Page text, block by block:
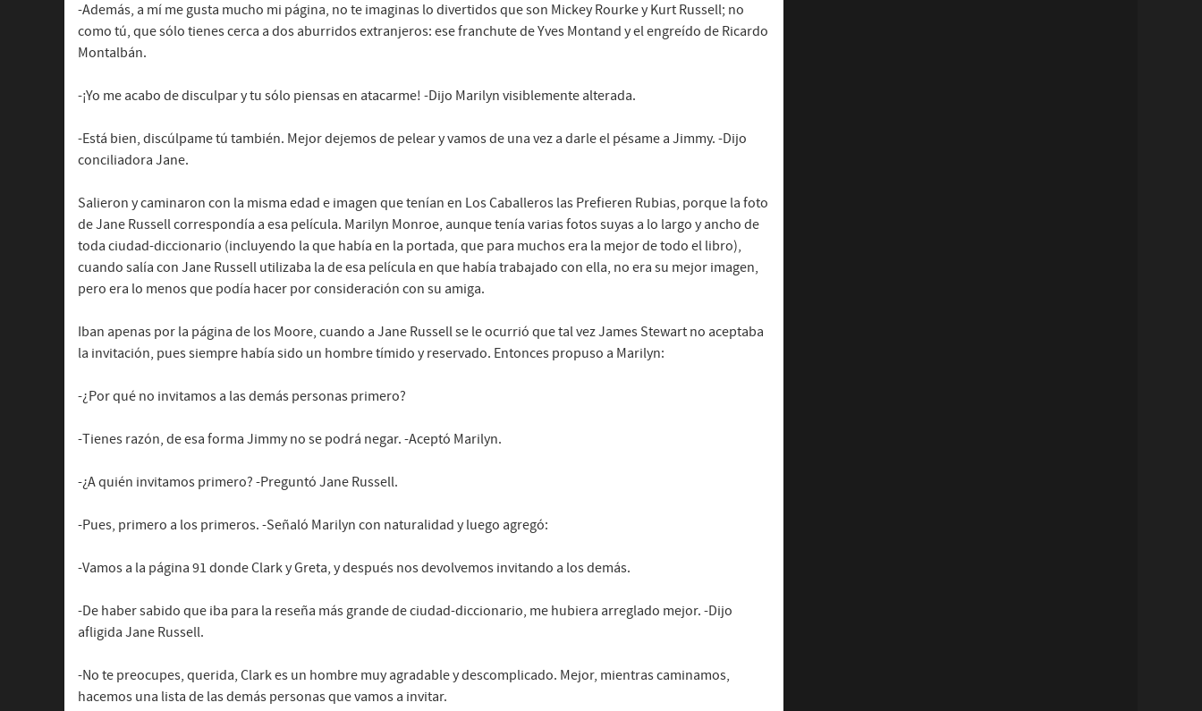
-Además, a mí me gusta mucho mi página, no te imaginas lo divertidos que son Mickey Rourke y Kurt Russell; no
como tú, que sólo tienes cerca a dos aburridos extranjeros: ese franchute de Yves Montand y el engreído de Ricardo
Montalbán.
-¡Yo me acabo de disculpar y tu sólo piensas en atacarme! -Dijo Marilyn visiblemente alterada.
-Está bien, discúlpame tú también. Mejor dejemos de pelear y vamos de una vez a darle el pésame a Jimmy. -Dijo
conciliadora Jane.
Salieron y caminaron con la misma edad e imagen que tenían en Los Caballeros las Prefieren Rubias, porque la foto
de Jane Russell correspondía a esa película. Marilyn Monroe, aunque tenía varias fotos suyas a lo largo y ancho de
toda ciudad-diccionario (incluyendo la que había en la portada, que para muchos era la mejor de todo el libro),
cuando salía con Jane Russell utilizaba la de esa película en que había trabajado con ella, no era su mejor imagen,
pero era lo menos que podía hacer por consideración con su amiga.
Iban apenas por la página de los Moore, cuando a Jane Russell se le ocurrió que tal vez James Stewart no aceptaba
la invitación, pues siempre había sido un hombre tímido y reservado. Entonces propuso a Marilyn:
-¿Por qué no invitamos a las demás personas primero?
-Tienes razón, de esa forma Jimmy no se podrá negar. -Aceptó Marilyn.
-¿A quién invitamos primero? -Preguntó Jane Russell.
-Pues, primero a los primeros. -Señaló Marilyn con naturalidad y luego agregó:
-Vamos a la página 91 donde Clark y Greta, y después nos devolvemos invitando a los demás.
-De haber sabido que iba para la reseña más grande de ciudad-diccionario, me hubiera arreglado mejor. -Dijo
afligida Jane Russell.
-No te preocupes, querida, Clark es un hombre muy agradable y descomplicado. Mejor, mientras caminamos,
hacemos una lista de las demás personas que vamos a invitar.